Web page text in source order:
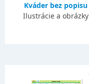
Kváder bez popisu
Ilustrácie a obrázky